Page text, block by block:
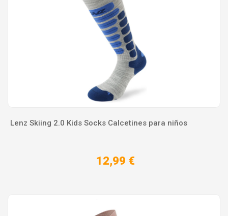
Lenz Skiing 2.0 Kids Socks Calcetines para niños
12,99 €